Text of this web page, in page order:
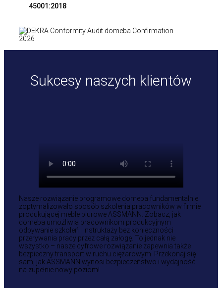
45001:2018
Sukcesy naszych klientów
Nasze rozwiązanie programowe domeba fundamentalnie
zoptymalizowało sposób szkolenia pracowników w firmie
produkującej meble biurowe ASSMANN. Zobacz, jak
domeba umożliwia pracownikom produkcyjnym
odbywanie szkoleń i instruktaży bez konieczności
przerywania pracy przez całą załogę. To jednak nie
wszystko – nasze cyfrowe rozwiązanie zapewnia także
bezpieczny transport w ruchu ciężarowym. Przekonaj się
sam, jak ASSMANN wynosi bezpieczeństwo i wydajność
na zupełnie nowy poziom!